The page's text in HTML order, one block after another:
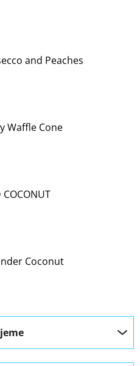
and Peaches
Waffle Cone
COCONUT
Coconut